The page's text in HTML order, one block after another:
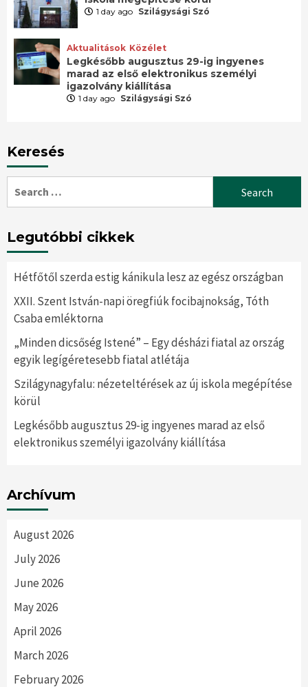
1 day ago Szilágysági Szó
Aktualitások Közélet
Legkésőbb augusztus 29-ig ingyenes
marad az első elektronikus személyi
igazolvány kiállítása
1 day ago Szilágysági Szó
Keresés
Legutóbbi cikkek
Hétfőtől szerda estig kánikula lesz az egész országban
XXII. Szent István-napi öregfiúk focibajnokság, Tóth
Csaba emléktorna
„Minden dicsőség Istené” – Egy désházi fiatal az ország
egyik legígéretesebb fiatal atlétája
Szilágynagyfalu: nézeteltérések az új iskola megépítése
körül
Legkésőbb augusztus 29-ig ingyenes marad az első
elektronikus személyi igazolvány kiállítása
Archívum
August 2026
July 2026
June 2026
May 2026
April 2026
March 2026
February 2026